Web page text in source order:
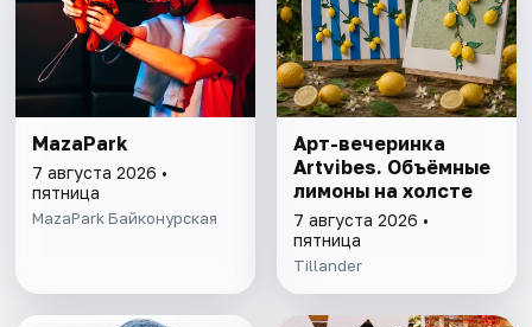
MazaPark
7 августа 2026 •
пятница
MazaPark Байконурская
Арт-вечеринка
Artvibes. Объёмные
лимоны на холсте
7 августа 2026 •
пятница
Tillander